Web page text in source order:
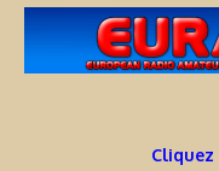
Cliquez